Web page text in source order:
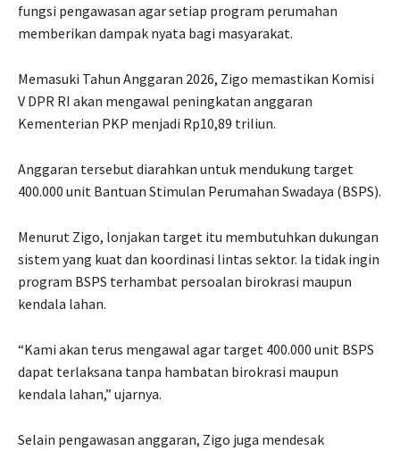
fungsi pengawasan agar setiap program perumahan
memberikan dampak nyata bagi masyarakat.
Memasuki Tahun Anggaran 2026, Zigo memastikan Komisi
V DPR RI akan mengawal peningkatan anggaran
Kementerian PKP menjadi Rp10,89 triliun.
Anggaran tersebut diarahkan untuk mendukung target
400.000 unit Bantuan Stimulan Perumahan Swadaya (BSPS).
Menurut Zigo, lonjakan target itu membutuhkan dukungan
sistem yang kuat dan koordinasi lintas sektor. Ia tidak ingin
program BSPS terhambat persoalan birokrasi maupun
kendala lahan.
“Kami akan terus mengawal agar target 400.000 unit BSPS
dapat terlaksana tanpa hambatan birokrasi maupun
kendala lahan,” ujarnya.
Selain pengawasan anggaran, Zigo juga mendesak